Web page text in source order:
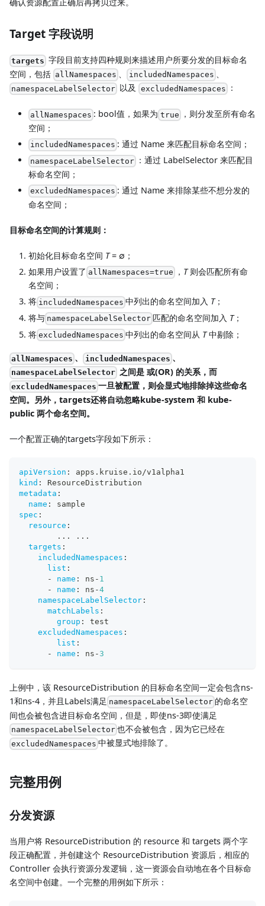
Target 字段说明
targets 字段目前支持四种规则来描述用户所要分发的目标命名
空间，包括 allNamespaces 、 includedNamespaces 、
namespaceLabelSelector 以及 excludedNamespaces ：
allNamespaces : bool值，如果为 true ，则分发至所有命名
空间；
includedNamespaces : 通过 Name 来匹配目标命名空间；
namespaceLabelSelector ：通过 LabelSelector 来匹配目
标命名空间；
excludedNamespaces : 通过 Name 来排除某些不想分发的
命名空间；
目标命名空间的计算规则：
初始化目标命名空间 T= ∅；
如果用户设置了 allNamespaces=true ， T则会匹配所有命
名空间；
将 includedNamespaces 中列出的命名空间加入 T；
将与 namespaceLabelSelector 匹配的命名空间加入 T；
将 excludedNamespaces 中列出的命名空间从 T中剔除；
allNamespaces 、 includedNamespaces 、
namespaceLabelSelector 之间是 或(OR) 的关系，而
excludedNamespaces 一旦被配置，则会显式地排除掉这些命名
空间。另外，targets还将自动忽略kube-system 和 kube-
public 两个命名空间。
一个配置正确的targets字段如下所示：
apiVersion :
apps.kruise.io/v1alpha1
kind :
ResourceDistribution
metadata :
name :
sample
spec :
resource :
...
...
targets :
includedNamespaces :
list :
-
name : ns - 1
-
name : ns -4
namespaceLabelSelector :
matchLabels :
group :
test
excludedNamespaces :
list :
-
name : ns - 3
上例中，该 ResourceDistribution 的目标命名空间一定会包含ns-
1和ns-4，并且Labels满足 namespaceLabelSelector 的命名空
间也会被包含进目标命名空间，但是，即使ns-3即使满足
namespaceLabelSelector 也不会被包含，因为它已经在
excludedNamespaces 中被显式地排除了。
完整用例
分发资源
当用户将 ResourceDistribution 的 resource 和 targets 两个字
段正确配置，并创建这个 ResourceDistribution 资源后，相应的
Controller 会执行资源分发逻辑，这一资源会自动地在各个目标命
名空间中创建。一个完整的用例如下所示：